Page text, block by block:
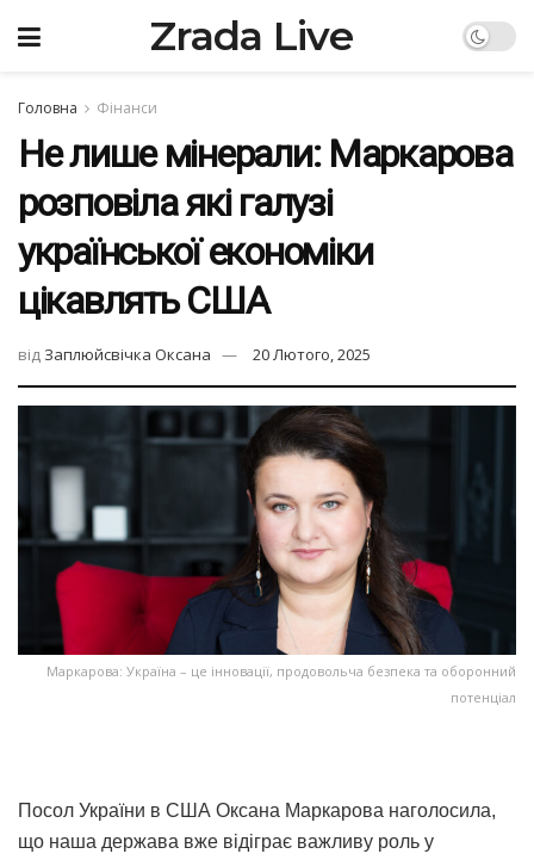
Zrada Live
Головна Фінанси
Не лише мінерали: Маркарова
розповіла які галузі
української економіки
цікавлять США
від Заплюйсвічка Оксана 20 Лютого, 2025
Маркарова: Україна – це інновації, продовольча безпека та оборонний
потенціал
Посол України в США Оксана Маркарова наголосила,
що наша держава вже відіграє важливу роль у